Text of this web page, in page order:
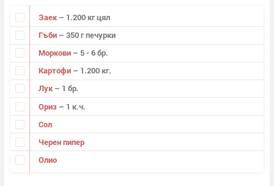
Заек – 1.200 кг цял
Гъби – 350 г печурки
Моркови – 5 - 6 бр.
Картофи – 1.200 кг.
Лук – 1 бр.
Ориз – 1 к.ч.
Сол
Черен пипер
Олио